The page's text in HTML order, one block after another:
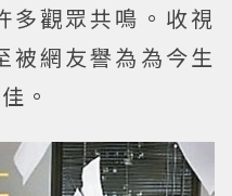
多觀眾共鳴。收視
被網友譽為為今生
。